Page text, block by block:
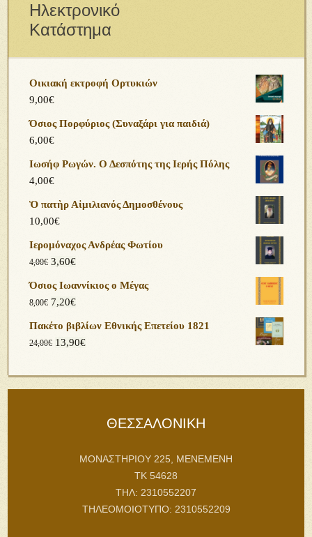
Ηλεκτρονικό
Κατάστημα
Οικιακή εκτροφή Ορτυκιών
9,00€
Όσιος Πορφύριος (Συναξάρι για παιδιά)
6,00€
Ιωσήφ Ρωγών. Ο Δεσπότης της Ιερής Πόλης
4,00€
Ὁ πατὴρ Αἰμιλιανός Δημοσθένους
10,00€
Ιερομόναχος Ανδρέας Φωτίου
4,00€ 3,60€
Όσιος Ιωαννίκιος ο Μέγας
8,00€ 7,20€
Πακέτο βιβλίων Εθνικής Επετείου 1821
24,00€ 13,90€
ΘΕΣΣΑΛΟΝΙΚΗ
ΜΟΝΑΣΤΗΡΙΟΥ 225, ΜΕΝΕΜΕΝΗ
ΤΚ 54628
ΤΗΛ: 2310552207
ΤΗΛΕΟΜΟΙΟΤΥΠΟ: 2310552209